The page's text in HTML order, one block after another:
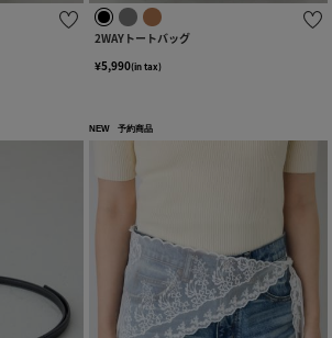
2WAYトートバッグ
¥5,990(in tax)
NEW 予約商品